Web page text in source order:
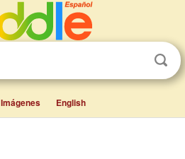
Imágenes English